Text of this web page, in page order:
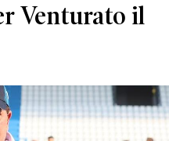
Venturato il